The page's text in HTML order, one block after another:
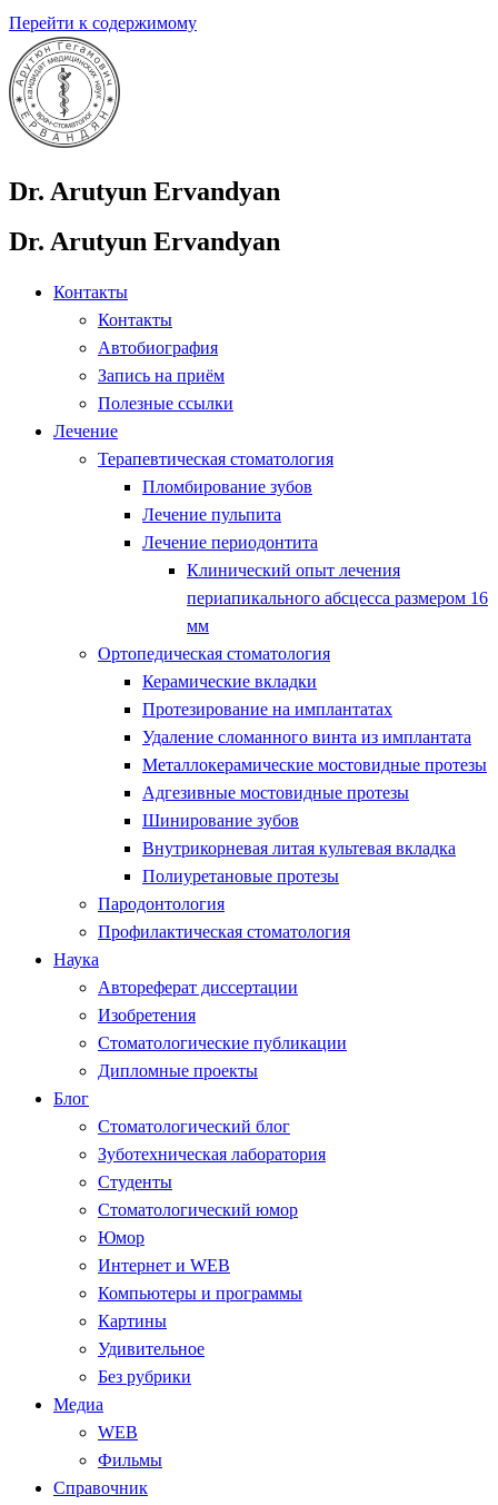
Перейти к содержимому
Dr. Arutyun Ervandyan
Dr. Arutyun Ervandyan
Контакты
Контакты
Автобиография
Запись на приём
Полезные ссылки
Лечение
Терапевтическая стоматология
Пломбирование зубов
Лечение пульпита
Лечение периодонтита
Клинический опыт лечения
периапикального абсцесса размером 16
мм
Ортопедическая стоматология
Керамические вкладки
Протезирование на имплантатах
Удаление сломанного винта из имплантата
Металлокерамические мостовидные протезы
Адгезивные мостовидные протезы
Шинирование зубов
Внутрикорневая литая культевая вкладка
Полиуретановые протезы
Пародонтология
Профилактическая стоматология
Наука
Автореферат диссертации
Изобретения
Стоматологические публикации
Дипломные проекты
Блог
Стоматологический блог
Зуботехническая лаборатория
Студенты
Стоматологический юмор
Юмор
Интернет и WEB
Компьютеры и программы
Картины
Удивительное
Без рубрики
Медиа
WEB
Фильмы
Справочник